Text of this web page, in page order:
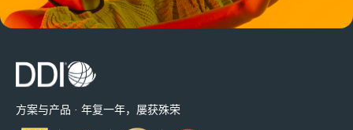
方案与产品 · 年复一年，屡获殊荣